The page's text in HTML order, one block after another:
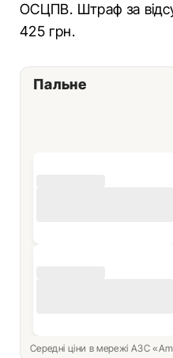
ОСЦПВ. Штраф за
425 грн.
Пальне
Середні ціни в мережі АЗС